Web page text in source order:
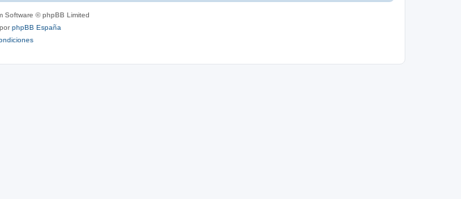
Software © phpBB Limited
phpBB España